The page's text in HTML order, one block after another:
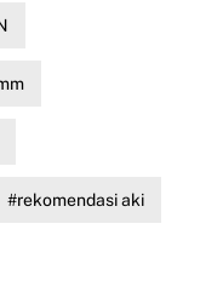
rekomendasi aki